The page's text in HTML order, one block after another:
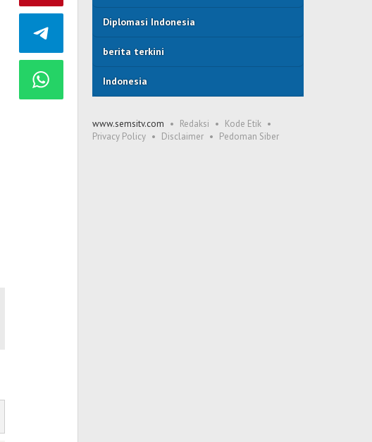
Diplomasi Indonesia
berita terkini
Indonesia
www.semsitv.com Redaksi
Kode Etik
Privacy Policy
Disclaimer Pedoman Siber